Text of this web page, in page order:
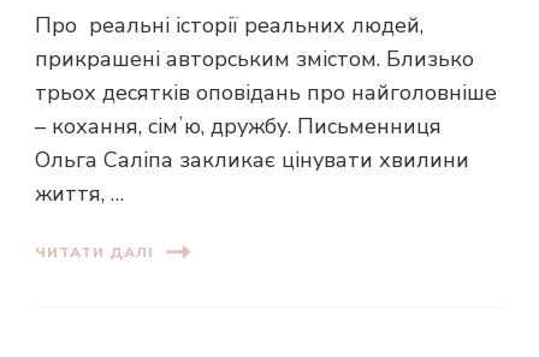
Про реальні історії реальних людей,
прикрашені авторським змістом. Близько
трьох десятків оповідань про найголовніше
– кохання, сімʼю, дружбу. Письменниця
Ольга Саліпа закликає цінувати хвилини
життя, …
ЧИТАТИ ДАЛІ